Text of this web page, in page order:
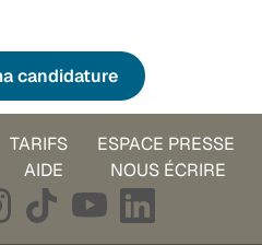
candidature
TARIFS
ESPACE PRESSE
AIDE NOUS ÉCRIRE